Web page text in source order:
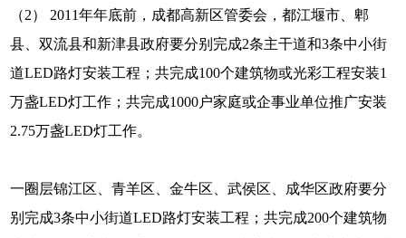
（2） 2011年年底前，成都高新区管委会，都江堰市、郫
县、双流县和新津县政府要分别完成2条主干道和3条中小街
道LED路灯安装工程；共完成100个建筑物或光彩工程安装1
万盏LED灯工作；共完成1000户家庭或企事业单位推广安装
2.75万盏LED灯工作。
一圈层锦江区、青羊区、金牛区、武侯区、成华区政府要分
别完成3条中小街道LED路灯安装工程；共完成200个建筑物